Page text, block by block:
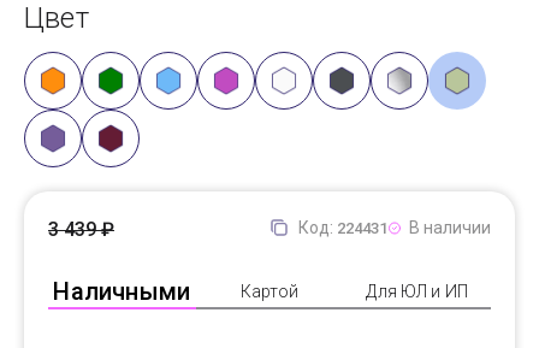
Цвет
Код: 224431 В наличии
Наличными Картой Для ЮЛ и ИП
3 439 ₽